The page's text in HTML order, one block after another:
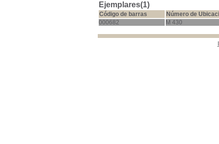
Ejemplares(1)
Código de barras
Número de
000682
M 430